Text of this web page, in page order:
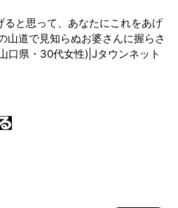
ると思って、あなたにこれをあげ
山道で見知らぬお婆さんに握らさ
口県・30代女性)|Jタウンネット